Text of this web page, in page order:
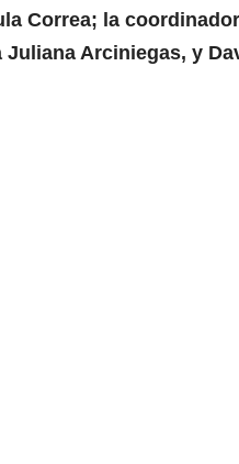
Correa; la
Arciniegas, y